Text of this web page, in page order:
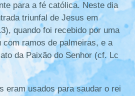
para a fé católica. Neste dia
triunfal de Jesus em
quando foi recebido por uma
com ramos de palmeiras, e a
da Paixão do Senhor (cf. Lc
eram usados para saudar o rei